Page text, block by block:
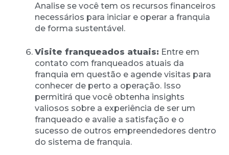
Analise se você tem os recursos financeiros
necessários para iniciar e operar a franquia
de forma sustentável.
Visite franqueados atuais: Entre em
contato com franqueados atuais da
franquia em questão e agende visitas para
conhecer de perto a operação. Isso
permitirá que você obtenha insights
valiosos sobre a experiência de ser um
franqueado e avalie a satisfação e o
sucesso de outros empreendedores dentro
do sistema de franquia.